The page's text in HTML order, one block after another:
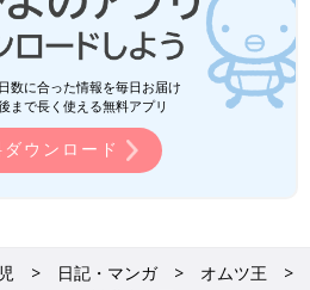
数に合った情報を毎日お届け
まで長く使える無料アプリ
ウンロード
日記・マンガ
オムツ王